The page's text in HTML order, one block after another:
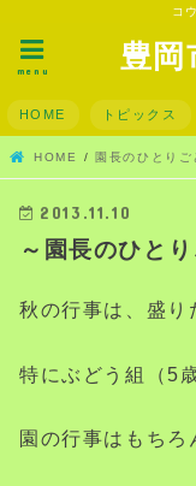
コ
豊
menu
HOME トピックス
HOME 園長のひとりご
2013.11.10
～園長のひと
秋の行事は、盛り
特にぶどう組（5
園の行事はもちろ